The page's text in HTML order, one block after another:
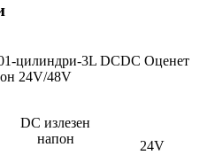
цилиндри-3L DCDC Оценет
24V/48V
DC излезен
напон
24V